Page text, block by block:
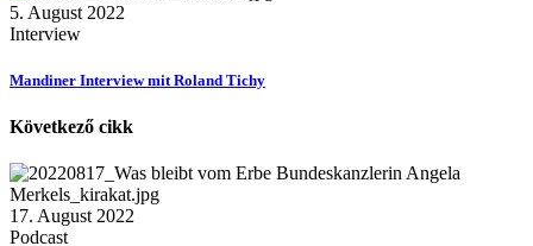
5. August 2022
Interview
Mandiner Interview mit Roland Tichy
Következő cikk
17. August 2022
Podcast